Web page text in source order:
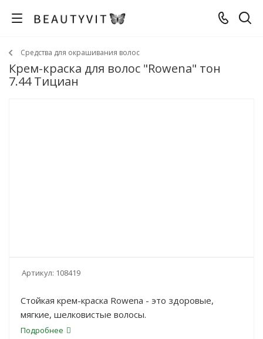
Средства для окрашивания волос
Крем-краска для волос "Rowena" тон
7.44 Тициан
Артикул: 108419
Стойкая крем-краска Rowena - это здоровые,
мягкие, шелковистые волосы.
Подробнее